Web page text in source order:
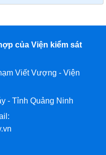
của Viện kiểm sát
Viết Vượng - Viện
- Tỉnh Quảng Ninh